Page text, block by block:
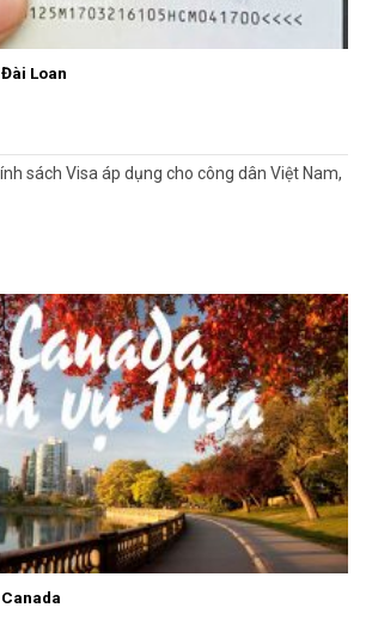
Loan
sách Visa áp dụng cho công dân Việt Nam,